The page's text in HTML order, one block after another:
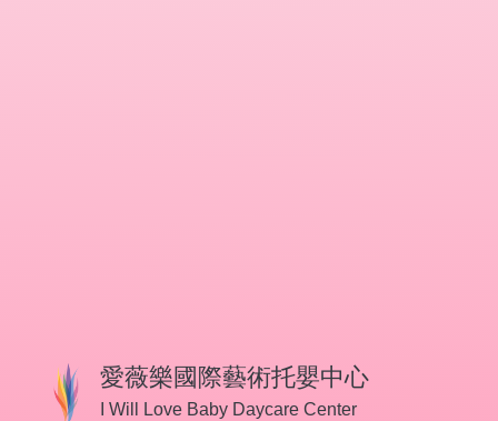
愛薇樂國際藝術托嬰中心
I Will Love Baby Daycare Center